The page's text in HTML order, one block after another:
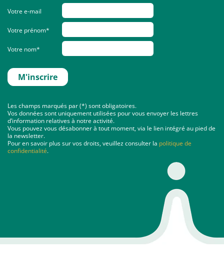
Votre e-mail
Votre prénom*
Votre nom*
Les champs marqués par (*) sont obligatoires.
Vos données sont uniquement utilisées pour vous envoyer les lettres
d’information relatives à notre activité.
Vous pouvez vous désabonner à tout moment, via le lien intégré au pied de
la newsletter.
Pour en savoir plus sur vos droits, veuillez consulter la politique de
confidentialité.